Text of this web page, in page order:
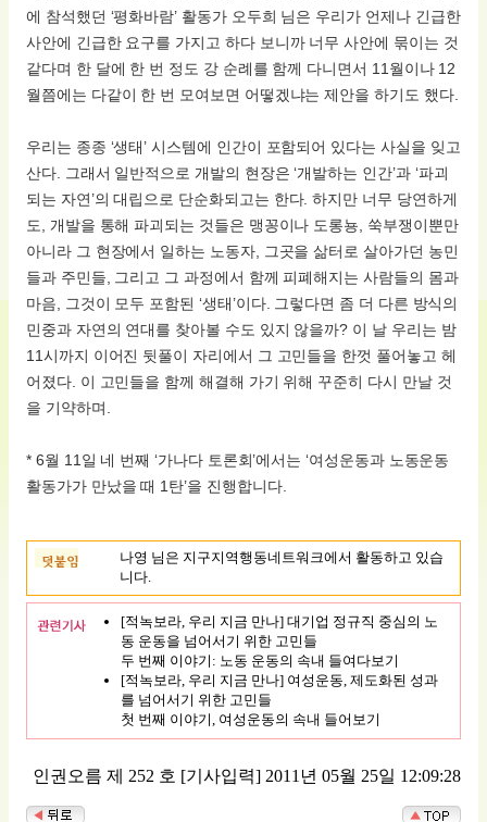
에 참석했던 ‘평화바람’ 활동가 오두희 님은 우리가 언제나 긴급한
사안에 긴급한 요구를 가지고 하다 보니까 너무 사안에 묶이는 것
같다며 한 달에 한 번 정도 강 순례를 함께 다니면서 11월이나 12
월쯤에는 다같이 한 번 모여보면 어떻겠냐는 제안을 하기도 했다.
우리는 종종 ‘생태’ 시스템에 인간이 포함되어 있다는 사실을 잊고
산다. 그래서 일반적으로 개발의 현장은 ‘개발하는 인간’과 ‘파괴
되는 자연’의 대립으로 단순화되고는 한다. 하지만 너무 당연하게
도, 개발을 통해 파괴되는 것들은 맹꽁이나 도롱뇽, 쑥부쟁이뿐만
아니라 그 현장에서 일하는 노동자, 그곳을 삶터로 살아가던 농민
들과 주민들, 그리고 그 과정에서 함께 피폐해지는 사람들의 몸과
마음, 그것이 모두 포함된 ‘생태’이다. 그렇다면 좀 더 다른 방식의
민중과 자연의 연대를 찾아볼 수도 있지 않을까? 이 날 우리는 밤
11시까지 이어진 뒷풀이 자리에서 그 고민들을 한껏 풀어놓고 헤
어졌다. 이 고민들을 함께 해결해 가기 위해 꾸준히 다시 만날 것
을 기약하며.
* 6월 11일 네 번째 ‘가나다 토론회’에서는 ‘여성운동과 노동운동
활동가가 만났을 때 1탄’을 진행합니다.
나영 님은 지구지역행동네트워크에서 활동하고 있습
니다.
[적녹보라, 우리 지금 만나] 대기업 정규직 중심의 노
동 운동을 넘어서기 위한 고민들
두 번째 이야기: 노동 운동의 속내 들여다보기
[적녹보라, 우리 지금 만나] 여성운동, 제도화된 성과
를 넘어서기 위한 고민들
첫 번째 이야기, 여성운동의 속내 들어보기
인권오름 제 252 호 [기사입력] 2011년 05월 25일 12:09:28